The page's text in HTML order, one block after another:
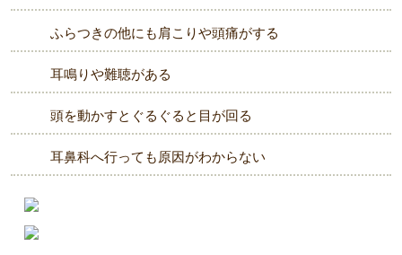
ふらつきの他にも肩こりや頭痛がする
耳鳴りや難聴がある
頭を動かすとぐるぐると目が回る
耳鼻科へ行っても原因がわからない